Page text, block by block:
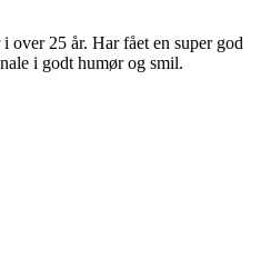
25 år. Har fået en super god
i godt humør og smil.